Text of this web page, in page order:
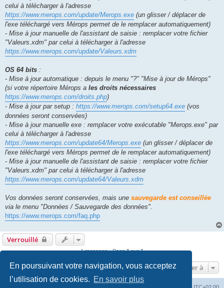
En poursuivant votre navigation, vous acceptez
l’utilisation de cookies. En savoir plus
celui à télécharger à l'adresse
https://www.merops.com/update/Merops.exe (un glisser / déplacer de
l'exe téléchargé vers Mérops permet de le remplacer automatiquement)
- Mise à jour manuelle de l'assistant de saisie : remplacer votre fichier
"Valeurs.xdm" par celui à télécharger à l'adresse
https://www.merops.com/update/Valeurs.xdm
OS 64 bits :
- Mise à jour automatique : depuis le menu "?" "Mise à jour de Mérops"
(si votre répertoire Mérops a les droits nécessaires
https://www.merops.com/droits.php)
- Mise à jour par setup : https://www.merops.com/setup64.exe (vos
données seront conservées)
- Mise à jour manuelle exe : remplacer votre exécutable "Merops.exe" par
celui à télécharger à l'adresse
https://www.merops.com/update64/Merops.exe (un glisser / déplacer de
l'exe téléchargé vers Mérops permet de le remplacer automatiquement)
- Mise à jour manuelle de l'assistant de saisie : remplacer votre fichier
"Valeurs.xdm" par celui à télécharger à l'adresse
https://www.merops.com/update64/Valeurs.xdm
Vos données seront conservées, mais une sauvegarde est conseillée
via le menu "Données / Sauvegarde des données".
https://www.merops.com/faq.php
Verrouillé
1 message • Page1sur1
Aller à